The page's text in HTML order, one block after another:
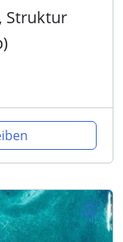
Struktur